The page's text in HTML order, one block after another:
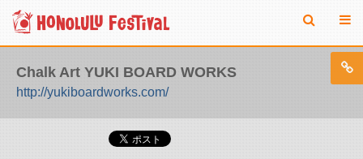
Chalk Art YUKI BOARD WORKS
http://yukiboardworks.com/